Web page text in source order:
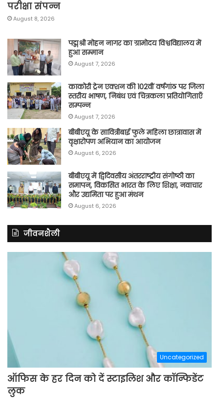
परीक्षा संपन्न
August 8, 2026
पद्मश्री मोहन नागर का ग्रामोदय विश्वविद्यालय में
हुआ सम्मान
August 7, 2026
काकोरी ट्रेन एक्शन की 102वीं वर्षगांठ पर जिला
स्तरीय भाषण, निबंध एवं चित्रकला प्रतियोगिताएँ
सम्पन्न
August 7, 2026
बीबीएयू के सावित्रीबाई फुले महिला छात्रावास में
वृक्षारोपण अभियान का आयोजन
August 6, 2026
बीबीएयू में द्विदिवसीय अंतरराष्ट्रीय संगोष्ठी का
समापन, विकसित भारत के लिए शिक्षा, नवाचार
और उद्यमिता पर हुआ मंथन
August 6, 2026
जीवनशैली
Uncategorized
ऑफिस के हर दिन को दें स्टाइलिश और कॉन्फिडेंट
लुक